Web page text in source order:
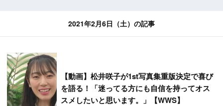
2021年2月6日（土）の記事
【動画】松井咲子が1st写真集重版決定で喜び
を語る！「迷ってる方にも自信を持ってオス
スメしたいと思います。」【WWS】